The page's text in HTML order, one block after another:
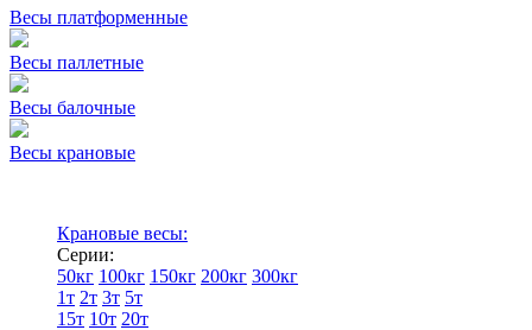
Весы платформенные
Весы паллетные
Весы балочные
Весы крановые
Крановые весы:
Серии:
50кг 100кг 150кг 200кг 300кг
1т 2т 3т 5т
15т 10т 20т